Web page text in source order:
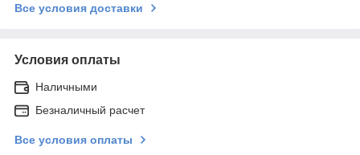
Все условия доставки
Условия оплаты
Наличными
Безналичный расчет
Все условия оплаты